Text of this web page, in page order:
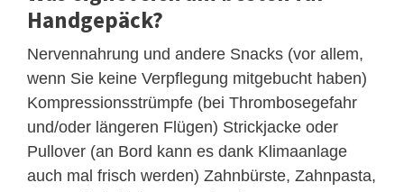
Handgepäck?
Nervennahrung und andere Snacks (vor allem,
wenn Sie keine Verpflegung mitgebucht haben)
Kompressionsstrümpfe (bei Thrombosegefahr
und/oder längeren Flügen) Strickjacke oder
Pullover (an Bord kann es dank Klimaanlage
auch mal frisch werden) Zahnbürste, Zahnpasta,